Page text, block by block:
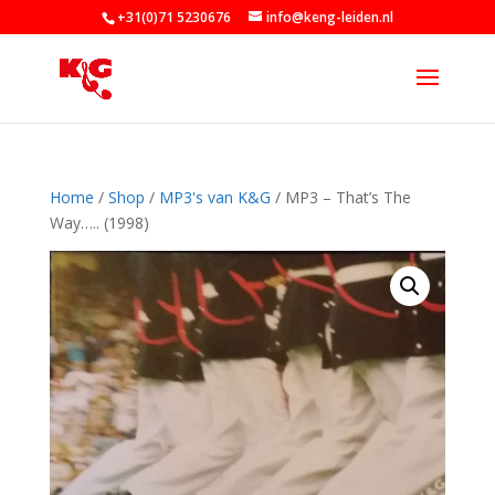
+31(0)71 5230676 info@keng-leiden.nl
Home / Shop / MP3's van K&G / MP3 – That’s The
Way….. (1998)